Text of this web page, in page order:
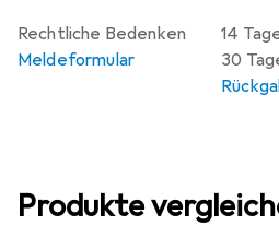
14
30
Rechtliche Bedenken
Meldeformular
Produkte